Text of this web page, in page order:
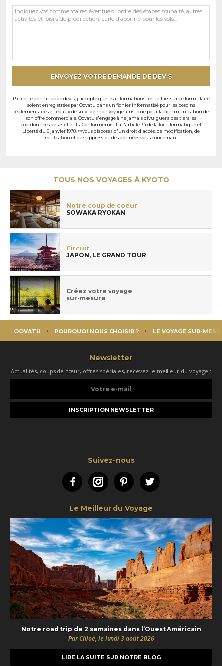
Vos
commentaires
ENVOYEZ VOTRE DEMANDE DE DEVIS
Par cette demande de devis, j'accepte que les informations recueillies sur ce formulaire
soient enregistrées par Oovatu dans un fichier informatisé pour les besoins
réglementaires et légaux de suivi de mon voyage ainsi que pour la communication de
son offre commerciale. Oovatu s'engage à ne jamais divulguer à des tiers les
coordonnées de ses clients. Conformément à l'article 34 de la loi Informatique et
Liberté du 6 janvier 1978, vous disposez d'un droit d'accès, de modification, de
rectification et de suppression des données vous concernant.
TOUS NOS VOYAGES À KYOTO
Notre coup de coeur
SOWAKA RYOKAN
Circuit
JAPON, LE GRAND TOUR
Créez votre voyage
sur-mesure
OOVATU POURQUOI NOUS CHOISIR ? LE VOYAGE SUR-
Newsletter
Actualités, coups de cœur, offres spéciales, recevez le meilleur du voyage :
e-
Suivez-nous
FacebookInstagramPinterestTwitter
Le Meilleur du Voyage
Notre road trip de 2 semaines dans l’Ouest Américain
Par Chloé, le lundi 3 août 2026
LIRE LA SUITE SUR NOTRE BLOG